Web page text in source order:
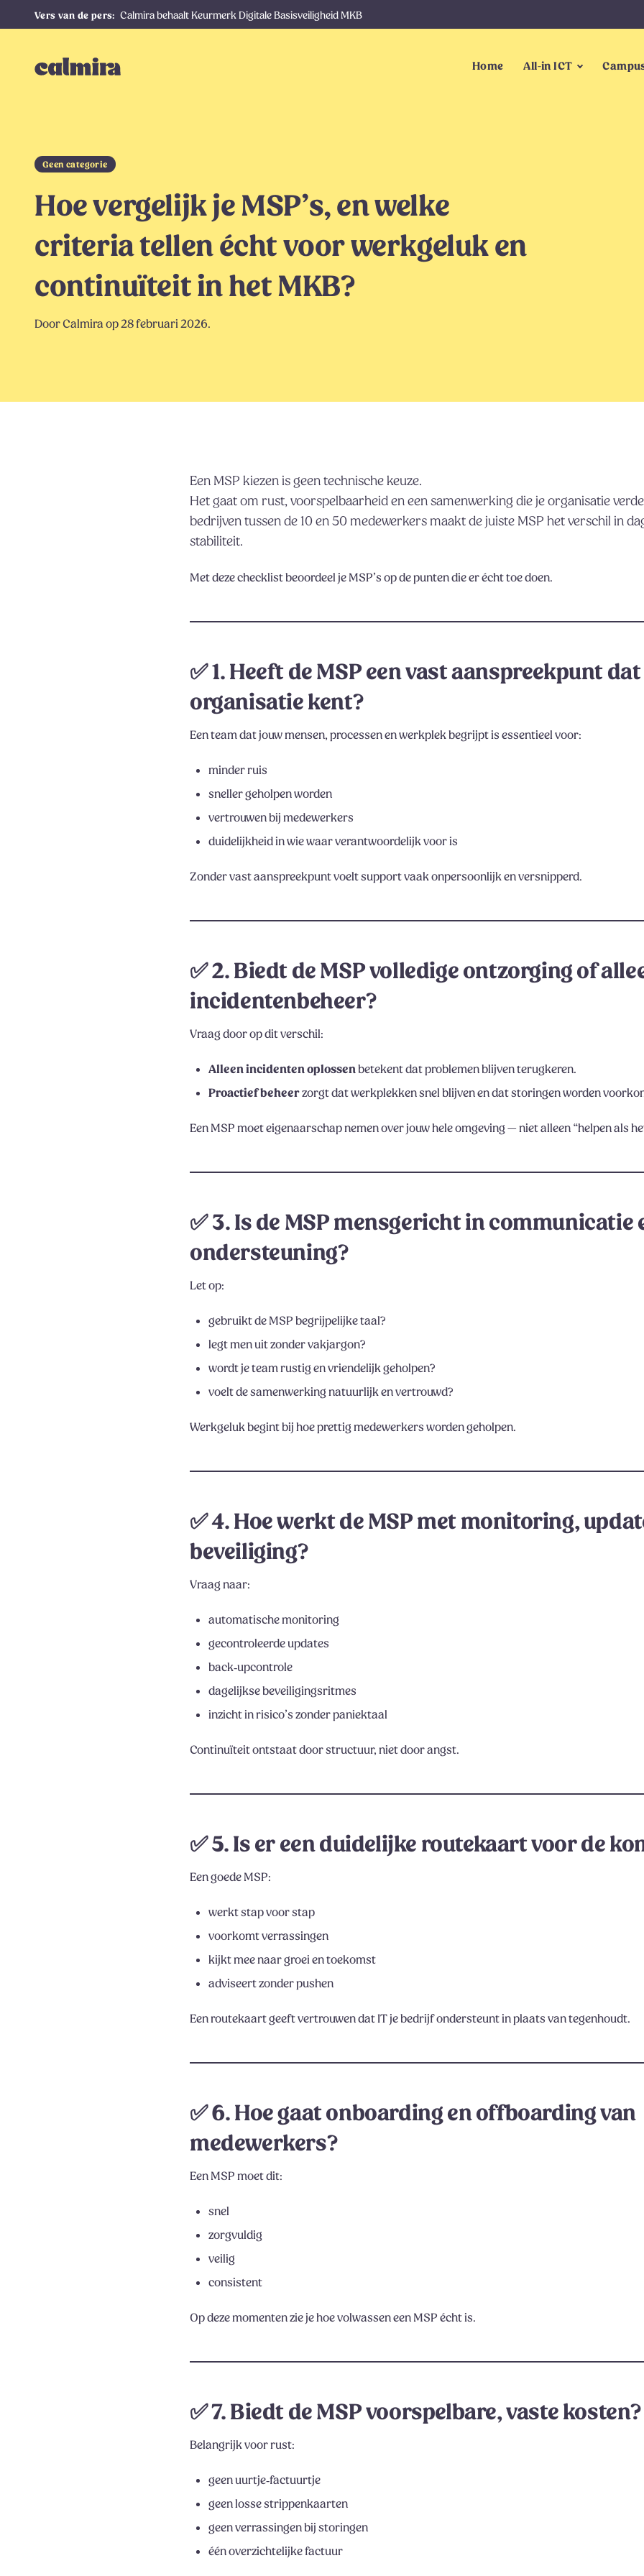
Calmira behaalt Keurmerk Digitale Basisveiligheid MKB
Home All-in ICT
Geen categorie
Hoe vergelijk je MSP’s, en welke
criteria tellen écht voor werkgeluk en
continuïteit in het MKB?
Door Calmira op 28 februari 2026.
Een MSP kiezen is geen technische keuze.
Het gaat om rust, voorspelbaarheid en een samenwerking die je organisatie
bedrijven tussen de 10 en 50 medewerkers maakt de juiste MSP het verschil in
stabiliteit.
Met deze checklist beoordeel je MSP’s op de punten die er écht toe doen.
✅1. Heeft de MSP een vast aanspreekpunt
organisatie kent?
Een team dat jouw mensen, processen en werkplek begrijpt is essentieel voor:
minder ruis
sneller geholpen worden
vertrouwen bij medewerkers
duidelijkheid in wie waar verantwoordelijk voor is
Zonder vast aanspreekpunt voelt support vaak onpersoonlijk en versnipperd.
✅2. Biedt de MSP volledige ontzorging of
incidentenbeheer?
Vraag door op dit verschil:
Alleen incidenten oplossenbetekent dat problemen blijven terugkeren.
Proactief beheerzorgt dat werkplekken snel blijven en dat storingen worden
Een MSP moet eigenaarschap nemen over jouw hele omgeving — niet alleen “helpen als
✅3. Is de MSP mensgericht in communicatie
ondersteuning?
Let op:
gebruikt de MSP begrijpelijke taal?
legt men uit zonder vakjargon?
wordt je team rustig en vriendelijk geholpen?
voelt de samenwerking natuurlijk en vertrouwd?
Werkgeluk begint bij hoe prettig medewerkers worden geholpen.
✅4. Hoe werkt de MSP met monitoring,
beveiliging?
Vraag naar:
automatische monitoring
gecontroleerde updates
back‑upcontrole
dagelijkse beveiligingsritmes
inzicht in risico’s zonder paniektaal
Continuïteit ontstaat door structuur, niet door angst.
✅5. Is er een duidelijke routekaart voor de
Een goede MSP:
werkt stap voor stap
voorkomt verrassingen
kijkt mee naar groei en toekomst
adviseert zonder pushen
Een routekaart geeft vertrouwen dat IT je bedrijf ondersteunt in plaats van tegenhoudt.
✅6. Hoe gaat onboarding en offboarding van
medewerkers?
Een MSP moet dit:
snel
zorgvuldig
veilig
consistent
Op deze momenten zie je hoe volwassen een MSP écht is.
✅7. Biedt de MSP voorspelbare, vaste kosten?
Belangrijk voor rust:
geen uurtje‑factuurtje
geen losse strippenkaarten
geen verrassingen bij storingen
één overzichtelijke factuur